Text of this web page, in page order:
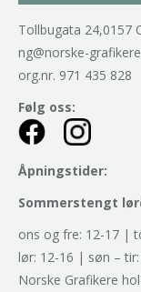
Tollbugata 24,0157
ng@norske-
org.nr. 971 435 828
Følg oss:
Åpningstider:
Sommerstengt
ons og fre: 12-17 |
lør: 12-16 | søn –
Norske Grafikere